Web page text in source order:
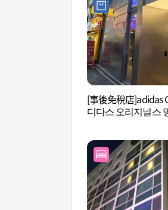
[事後免稅店]adidas
디다스 오리지널스